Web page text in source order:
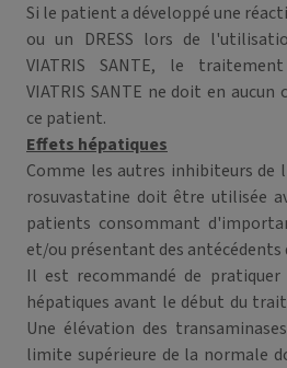
Si le patient a développé une
ou un DRESS lors de
VIATRIS SANTE, le traitement
VIATRIS SANTE ne doit en
ce patient.
Effets hépatiques
Comme les autres inhibiteurs de
rosuvastatine doit être utilisée
patients consommant
et/ou présentant des antécédents
Il est recommandé de
hépatiques avant le début du
Une élévation des
limite supérieure de la normale